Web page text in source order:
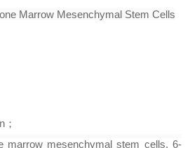
Marrow Mesenchymal Stem Cells
；
marrow mesenchymal stem cells, 6-